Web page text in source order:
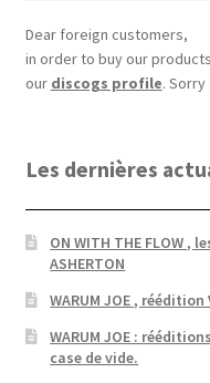
Dear foreign customers,
in order to buy our
our discogs profile.
Les dernières
ON WITH THE FLOW ,
ASHERTON
WARUM JOE , réédition
WARUM JOE :
case de vide.